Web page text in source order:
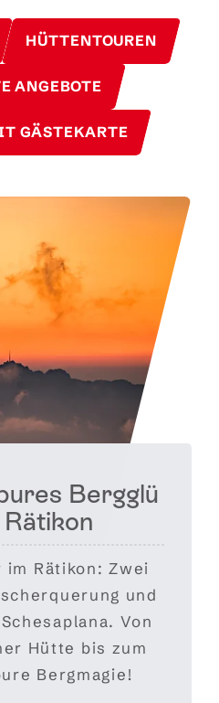
HÜTTENTOUREN
ANGEBOTE
GÄSTEKARTE
Bergglü
im Rätikon: Zwei
und
Von
Hütte bis zum
Bergmagie!
Über den
Unter den
schier
Nebel und